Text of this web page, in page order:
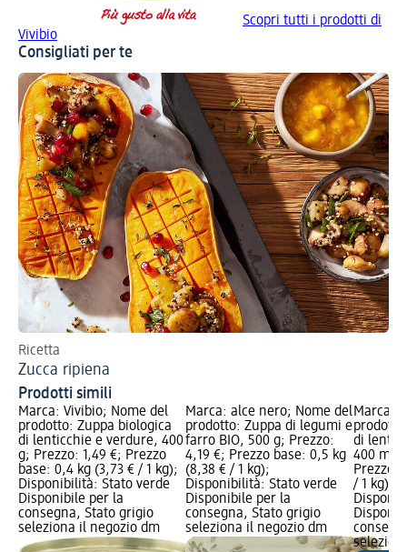
Scopri tutti i prodotti di
Vivibio
Consigliati per te
Ricetta
Zucca ripiena
Prodotti simili
Marca: Vivibio; Nome del
prodotto: Zuppa biologica
di lenticchie e verdure, 400
g; Prezzo: 1,49 €; Prezzo
base: 0,4 kg (3,73 € / 1 kg);
Disponibilità: Stato verde
Disponibile per la
consegna, Stato grigio
seleziona il negozio dm
Marca: alce nero; Nome del
prodotto: Zuppa di legumi e
farro BIO, 500 g; Prezzo:
4,19 €; Prezzo base: 0,5 kg
(8,38 € / 1 kg);
Disponibilità: Stato verde
Disponibile per la
consegna, Stato grigio
seleziona il negozio dm
Marca:
di
400 ml;
Prezzo
/ 1 kg);